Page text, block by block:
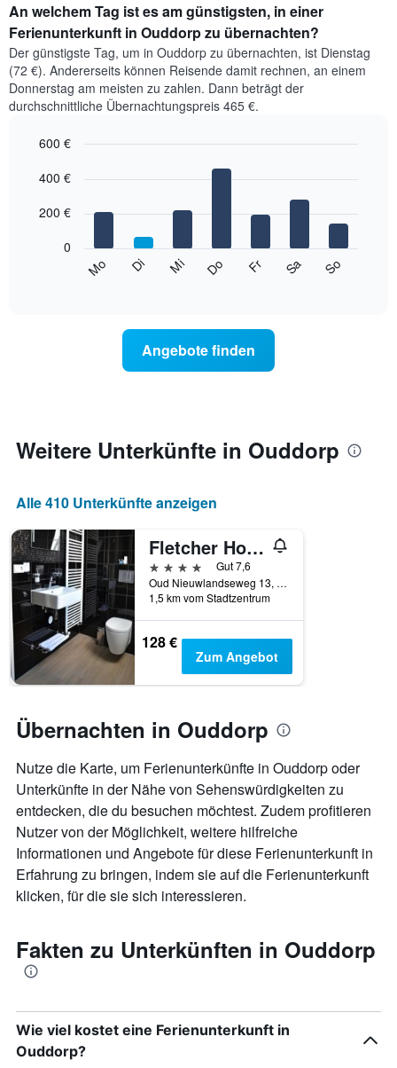
An welchem Tag ist es am günstigsten, in einer
Ferienunterkunft in Ouddorp zu übernachten?
Der günstigste Tag, um in Ouddorp zu übernachten, ist Dienstag
(72 €). Andererseits können Reisende damit rechnen, an einem
Donnerstag am meisten zu zahlen. Dann beträgt der
durchschnittliche Übernachtungspreis 465 €.
chart
bars.
durchschnittlichen
jeweiligen
Wochentag.
hat
X-
Achse,
die
die
Wochentage
anzeigt.
Das
Diagramm
Achse,
die
den
durchschnittlichen
Zimmerpreis
anzeigt.
graphic.
Mo Di Mi Do Fr Sa So
0
200 €
400 €
600 €
Angebote finden
Weitere Unterkünfte in Ouddorp
Alle 410 Unterkünfte anzeigen
Fletcher Hotel-Restaurant Duinzicht
4 Sterne
Gut 7,6
Oud Nieuwlandseweg 13, Ouddorp, Südholland, Niederlande
1,5 km vom Stadtzentrum
128 €
Zum Angebot
Übernachten in Ouddorp
Nutze die Karte, um Ferienunterkünfte in Ouddorp oder
Unterkünfte in der Nähe von Sehenswürdigkeiten zu
entdecken, die du besuchen möchtest. Zudem profitieren
Nutzer von der Möglichkeit, weitere hilfreiche
Informationen und Angebote für diese Ferienunterkunft in
Erfahrung zu bringen, indem sie auf die Ferienunterkunft
klicken, für die sie sich interessieren.
Fakten zu Unterkünften in Ouddorp
Wie viel kostet eine Ferienunterkunft in
Ouddorp?